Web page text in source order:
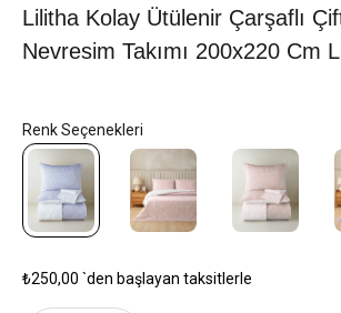
Lilitha Kolay Ütülenir Çarşaflı
Nevresim Takımı 200x220 Cm
₺250,00 `den başlayan taksitlerle